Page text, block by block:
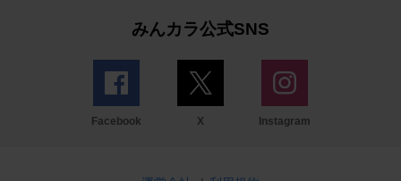
みんカラ公式SNS
Facebook X Instagram